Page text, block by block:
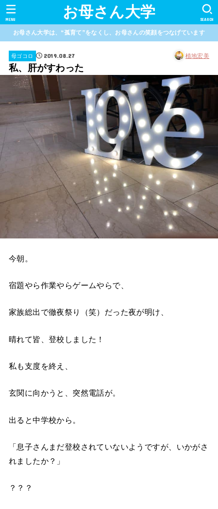
お母さん大学 SEARCH
MENU
お母さん大学は、“孤育て”をなくし、お母さんの笑顔をつなげています
母ゴコロ 2019.08.27 植地宏美
私、肝がすわった
今朝。
宿題やら作業やらゲームやらで、
家族総出で徹夜祭り（笑）だった夜が明け、
晴れて皆、登校しました！
私も支度を終え、
玄関に向かうと、突然電話が。
出ると中学校から。
「息子さんまだ登校されていないようですが、いかがさ
れましたか？」
？？？